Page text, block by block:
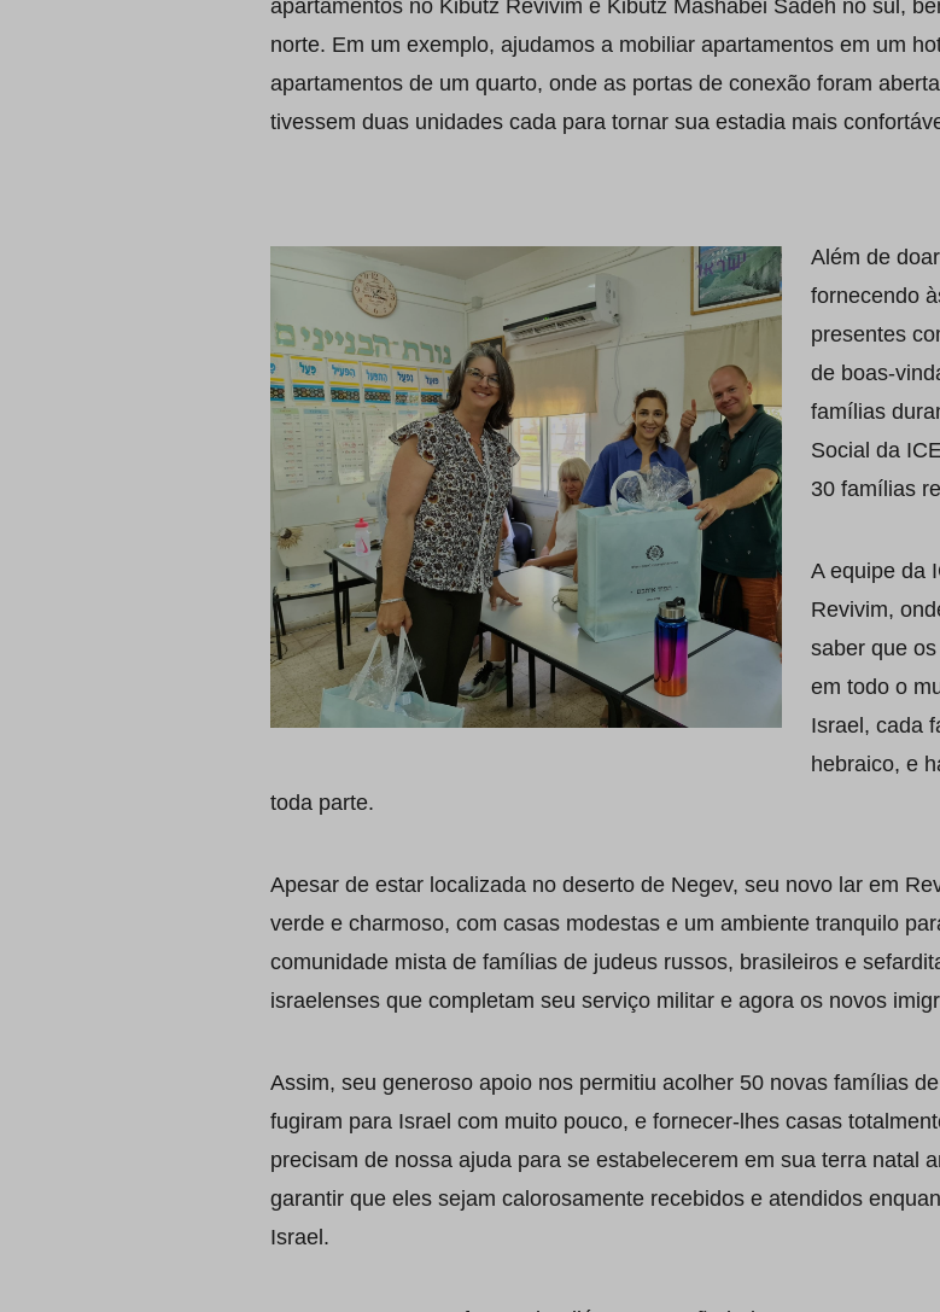
apartamentos no Kibutz Revivim e Kibutz Mashabei Sadeh no sul,
norte. Em um exemplo, ajudamos a mobiliar apartamentos em um
apartamentos de um quarto, onde as portas de conexão foram
tivessem duas unidades cada para tornar sua estadia mais
Além de
fornecendo
presentes
de boas-
famílias
Social da
30 famílias
A equipe da
Revivim,
saber que
em todo o
Israel, cada
hebraico, e
toda parte.
Apesar de estar localizada no deserto de Negev, seu novo lar em
verde e charmoso, com casas modestas e um ambiente tranquilo
comunidade mista de famílias de judeus russos, brasileiros e
israelenses que completam seu serviço militar e agora os novos
Assim, seu generoso apoio nos permitiu acolher 50 novas famílias
fugiram para Israel com muito pouco, e fornecer-lhes casas
precisam de nossa ajuda para se estabelecerem em sua terra natal
garantir que eles sejam calorosamente recebidos e atendidos
Israel.